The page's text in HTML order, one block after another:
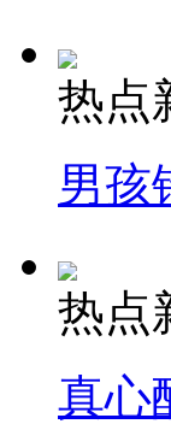
热点
男孩
热点
真心